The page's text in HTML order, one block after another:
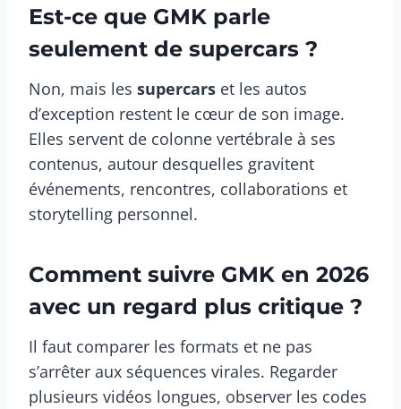
Est-ce que GMK parle
seulement de supercars ?
Non, mais les supercars et les autos
d’exception restent le cœur de son image.
Elles servent de colonne vertébrale à ses
contenus, autour desquelles gravitent
événements, rencontres, collaborations et
storytelling personnel.
Comment suivre GMK en 2026
avec un regard plus critique ?
Il faut comparer les formats et ne pas
s’arrêter aux séquences virales. Regarder
plusieurs vidéos longues, observer les codes